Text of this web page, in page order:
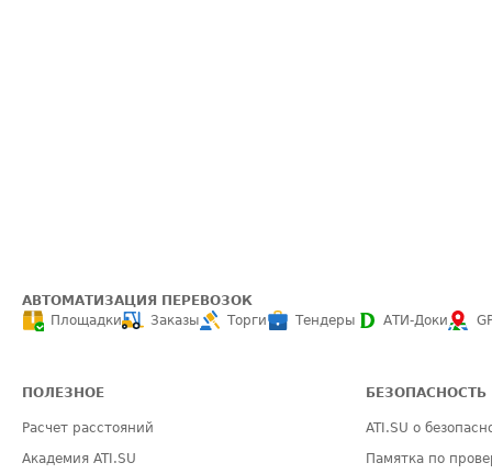
АВТОМАТИЗАЦИЯ ПЕРЕВОЗОК
Площадки
Заказы Торги Тендеры АТИ-Доки
ПОЛЕЗНОЕ
Расчет расстояний
Академия ATI.SU
БЕЗОПАСНОСТЬ
ATI.SU о
Памятка по